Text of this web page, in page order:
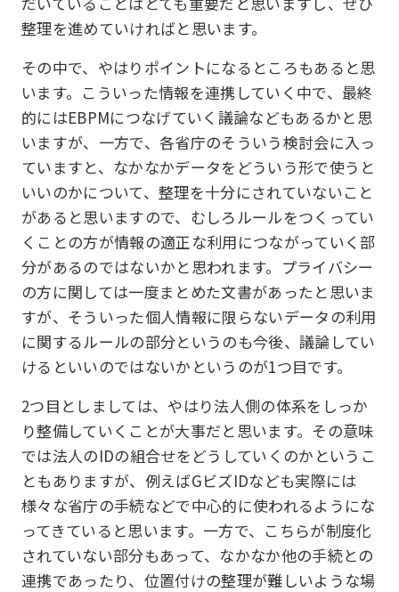
整理を進めていければと思います。
その中で、やはりポイントになるところもあると思
います。こういった情報を連携していく中で、最終
的にはEBPMにつなげていく議論などもあるかと思
いますが、一方で、各省庁のそういう検討会に入っ
ていますと、なかなかデータをどういう形で使うと
いいのかについて、整理を十分にされていないこと
があると思いますので、むしろルールをつくってい
くことの方が情報の適正な利用につながっていく部
分があるのではないかと思われます。プライバシー
の方に関しては一度まとめた文書があったと思いま
すが、そういった個人情報に限らないデータの利用
に関するルールの部分というのも今後、議論してい
けるといいのではないかというのが1つ目です。
2つ目としましては、やはり法人側の体系をしっか
り整備していくことが大事だと思います。その意味
では法人のIDの組合せをどうしていくのかというこ
ともありますが、例えばGビズIDなども実際には
様々な省庁の手続などで中心的に使われるようにな
ってきていると思います。一方で、こちらが制度化
されていない部分もあって、なかなか他の手続との
連携であったり、位置付けの整理が難しいような場